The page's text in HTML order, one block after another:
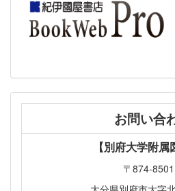
お問い合
【別府大学附属
〒874-